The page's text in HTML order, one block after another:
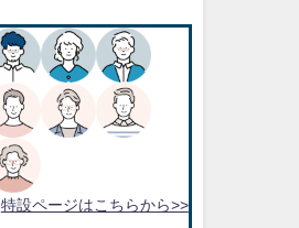
特設ページはこちらから>>